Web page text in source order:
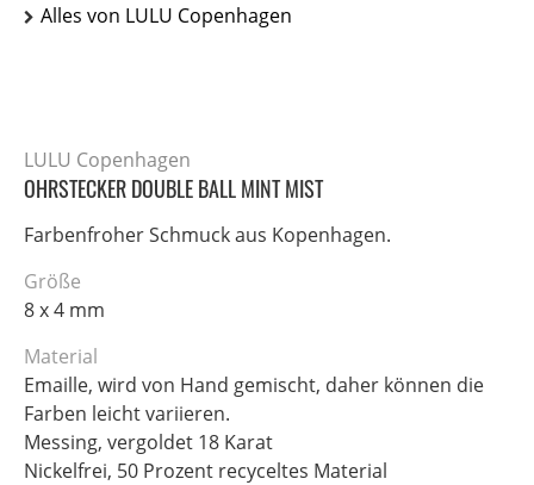
Alles von LULU Copenhagen
LULU Copenhagen
OHRSTECKER DOUBLE BALL MINT MIST
Farbenfroher Schmuck aus Kopenhagen.
Größe
8 x 4 mm
Material
Emaille, wird von Hand gemischt, daher können die
Farben leicht variieren.
Messing, vergoldet 18 Karat
Nickelfrei, 50 Prozent recyceltes Material